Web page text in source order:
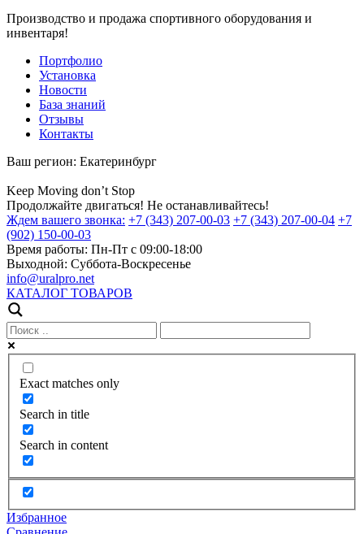
Производство и продажа спортивного оборудования и
инвентаря!
Портфолио
Установка
Новости
База знаний
Отзывы
Контакты
Ваш регион: Екатеринбург
Keep Moving don’t Stop
Продолжайте двигаться! Не останавливайтесь!
Ждем вашего звонка: +7 (343) 207-00-03 +7 (343) 207-00-04 +7
(902) 150-00-03
Время работы: Пн-Пт с 09:00-18:00
Выходной: Суббота-Воскресенье
info@uralpro.net
КАТАЛОГ ТОВАРОВ
Exact matches only
Search in title
Search in content
Избранное